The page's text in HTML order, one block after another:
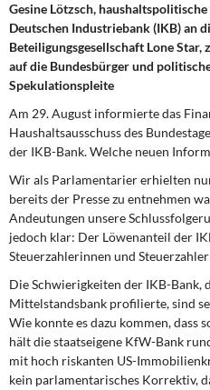
Leitlinien linker Wirtschafts-
Wirtschaftspolitik
Öffentliche Infrastruktur und
Eurokrise und Griechenland
DIE LINKE
Memo-Gruppe
Institut Solidarische
Gesine Lötzsch,
Deutschen Industriebank (IKB) an
Beteiligungsgesellschaft Lone
auf die Bundesbürger und
Spekulationspleite
Am 29. August informierte das
Haushaltsausschuss des
der IKB-Bank. Welche neuen
Wir als Parlamentarier erhielten
bereits der Presse zu entnehmen
Andeutungen unsere
jedoch klar: Der Löwenanteil der
Steuerzahlerinnen und
Die Schwierigkeiten der IKB-Bank,
Mittelstandsbank profilierte, sind
Wie konnte es dazu kommen, dass
hält die staatseigene KfW-Bank
mit hoch riskanten US-
kein parlamentarisches Korrektiv,